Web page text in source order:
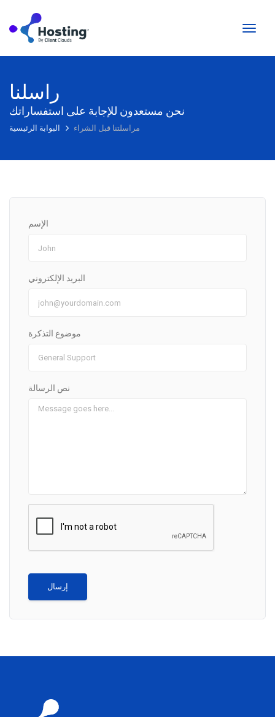
تبديل
راسلنا
نحن مستعدون للإجابة على استفساراتك
مراسلتنا قبل الشراء
الإسم
البريد الإلكتروني
موضوع التذكرة
نص الرسالة
إرسال